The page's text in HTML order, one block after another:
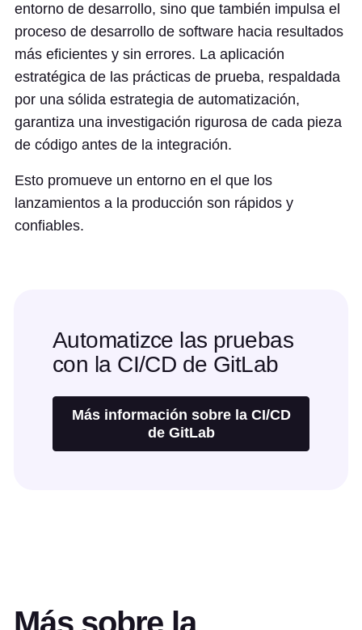
entorno de desarrollo, sino que también impulsa el
proceso de desarrollo de software hacia resultados
más eficientes y sin errores. La aplicación
estratégica de las prácticas de prueba, respaldada
por una sólida estrategia de automatización,
garantiza una investigación rigurosa de cada pieza
de código antes de la integración.
Esto promueve un entorno en el que los
lanzamientos a la producción son rápidos y
confiables.
Automatizce las pruebas
con la CI/CD de GitLab
Más información sobre la CI/CD
de GitLab
Más sobre la